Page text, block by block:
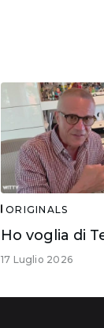
ORIGINALS
17 Luglio 2026